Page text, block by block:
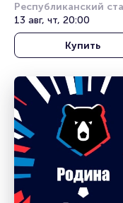
конференций
Республиканский
имени Тофика
13 авг, чт, 20:00
Купить